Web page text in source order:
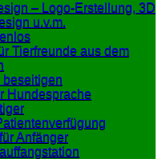
– Logo-Erstellung, 3D
u.v.m.
Tierfreunde aus dem
beseitigen
Hundesprache
Anfänger